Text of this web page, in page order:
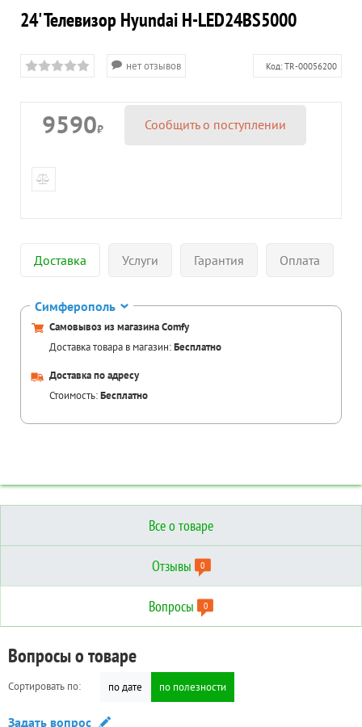
24' Телевизор Hyundai H-LED24BS5000
нет отзывов Код: TR-00056200
9590₽ Сообщить о поступлении
Доставка Услуги Гарантия Оплата
Симферополь
Самовывоз из магазина Comfy
Доставка товара в магазин:Бесплатно
Доставка по адресу
Стоимость:Бесплатно
Все о товаре
Отзывы 0
Вопросы 0
Технические характеристики
Дополнительные
Отзывы о товаре
Сортировать по: по дате по полезности
Написать отзыв
Вопросы о товаре
Сортировать по: по дате по полезности
Задать вопрос